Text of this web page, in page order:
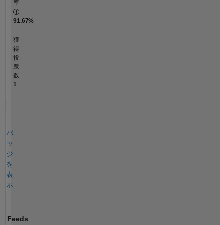
率
91.67%
獲
得
投
票
数
1
バ
ッ
ジ
を
表
示
Feeds